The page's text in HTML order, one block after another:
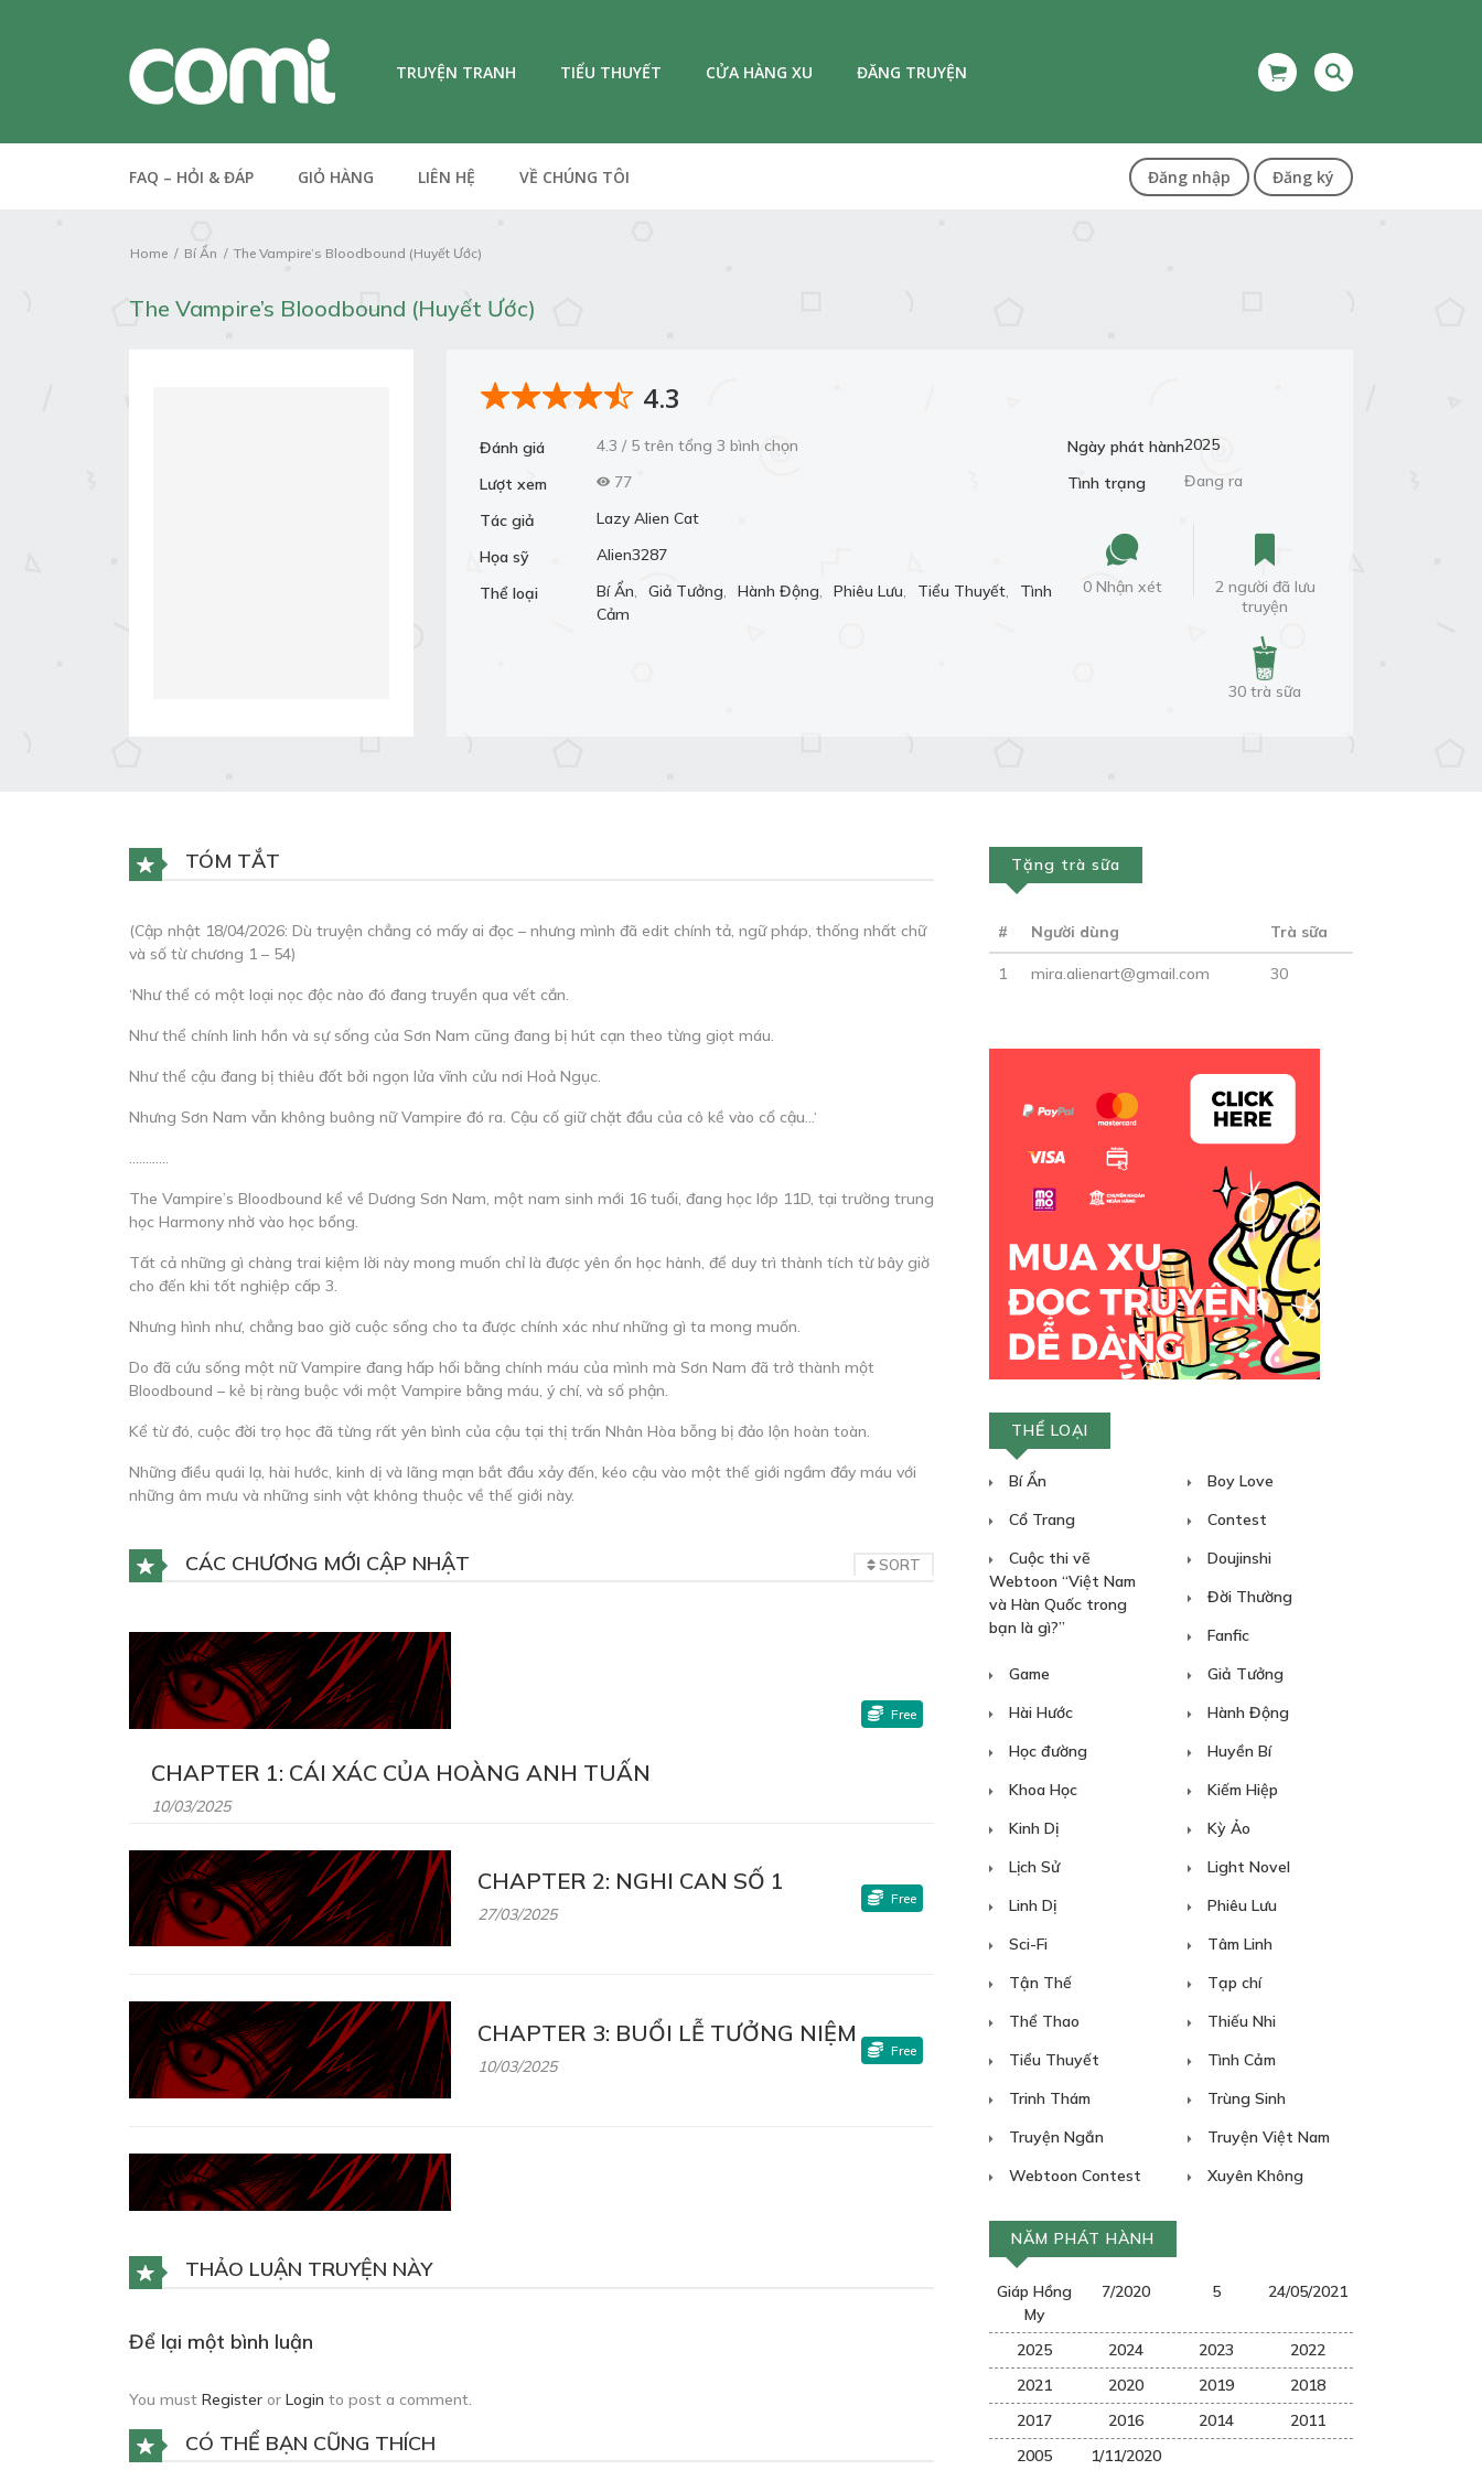
TRUYỆN TRANH TIỂU THUYẾT CỬA HÀNG XU ĐĂNG TRUYỆN
FAQ – HỎI & ĐÁP GIỎ HÀNG LIÊN HỆ VỀ CHÚNG TÔI Đăng nhập Đăng ký
Home Bí Ẩn The Vampire’s Bloodbound (Huyết Ước)
The Vampire’s Bloodbound (Huyết Ước)
4.3
Đánh giá
4.3 / 5 trên tổng 3 bình chọn
Lượt xem
77
Tác giả
Lazy Alien Cat
Họa sỹ
Alien3287
Thể loại
Bí Ẩn, Giả Tưởng, Hành Động, Phiêu Lưu, Tiểu Thuyết,
Tình
Cảm
Ngày phát hành2025
Tình trạng
Đang ra
0 Nhận xét
2 người đã lưu
truyện
30 trà sữa
TÓM TẮT
(Cập nhật 18/04/2026: Dù truyện chẳng có mấy ai đọc – nhưng mình đã edit chính tả, ngữ pháp, thống nhất chữ
và số từ chương 1 – 54)
‘Như thể có một loại nọc độc nào đó đang truyền qua vết cắn.
Như thể chính linh hồn và sự sống của Sơn Nam cũng đang bị hút cạn theo từng giọt máu.
Như thể cậu đang bị thiêu đốt bởi ngọn lửa vĩnh cửu nơi Hoả Ngục.
Nhưng Sơn Nam vẫn không buông nữ Vampire đó ra. Cậu cố giữ chặt đầu của cô kề vào cổ cậu…‘
The Vampire’s Bloodbound kể về Dương Sơn Nam, một nam sinh mới 16 tuổi, đang học lớp 11D, tại trường trung
học Harmony nhờ vào học bổng.
Tất cả những gì chàng trai kiệm lời này mong muốn chỉ là được yên ổn học hành, để duy trì thành tích từ bây giờ
cho đến khi tốt nghiệp cấp 3.
Nhưng hình như, chẳng bao giờ cuộc sống cho ta được chính xác như những gì ta mong muốn.
Do đã cứu sống một nữ Vampire đang hấp hối bằng chính máu của mình mà Sơn Nam đã trở thành một
Bloodbound – kẻ bị ràng buộc với một Vampire bằng máu, ý chí, và số phận.
Kể từ đó, cuộc đời trọ học đã từng rất yên bình của cậu tại thị trấn Nhân Hòa bỗng bị đảo lộn hoàn toàn.
Những điều quái lạ, hài hước, kinh dị và lãng mạn bắt đầu xảy đến, kéo cậu vào một thế giới ngầm đầy máu với
những âm mưu và những sinh vật không thuộc về thế giới này.
CÁC CHƯƠNG MỚI CẬP NHẬT SORT
CHAPTER 1: CÁI XÁC CỦA HOÀNG ANH TUẤN
10/03/2025
Free
CHAPTER 2: NGHI CAN SỐ 1
27/03/2025
Free
CHAPTER 3: BUỔI LỄ TƯỞNG NIỆM
10/03/2025
Free
CHAPTER 4: BÍ MẬT CỦA NGUYỄN NHẬT VƯƠNG
THẢO LUẬN TRUYỆN NÀY
Để lại một bình luận
You must Register or Login to post a comment.
CÓ THỂ BẠN CŨNG THÍCH
Tặng trà sữa
# Người dùng Trà sữa
1 mira.alienart@gmail.com 30
THỂ LOẠI
Bí Ẩn
Boy Love
Cổ Trang
Contest
Cuộc thi vẽ
Webtoon “Việt Nam
và Hàn Quốc trong
bạn là gì?”
Doujinshi
Đời Thường
Fanfic
Game
Giả Tưởng
Hài Hước
Hành Động
Học đường
Huyền Bí
Khoa Học
Kiếm Hiệp
Kinh Dị
Kỳ Ảo
Lịch Sử
Light Novel
Linh Dị
Phiêu Lưu
Sci-Fi
Tâm Linh
Tận Thế
Tạp chí
Thể Thao
Thiếu Nhi
Tiểu Thuyết
Tình Cảm
Trinh Thám
Trùng Sinh
Truyện Ngắn
Truyện Việt Nam
Webtoon Contest
Xuyên Không
NĂM PHÁT HÀNH
Giáp Hồng
My
7/2020 5 24/05/2021
2025 2024 2023
2022
2021
2020 2019
2018
2017
2016 2014
2011
2005
1/11/2020